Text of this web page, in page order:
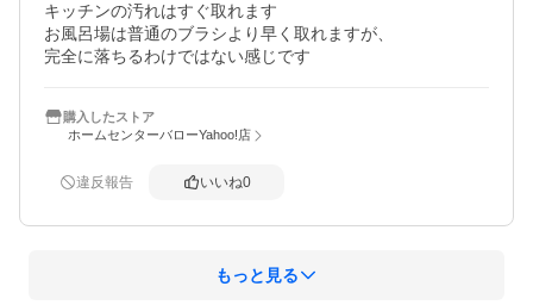
キッチンの汚れはすぐ取れます
お風呂場は普通のブラシより早く取れますが、
完全に落ちるわけではない感じです
購入したストア
ホームセンターバローYahoo!店
違反報告 いいね0
もっと見る